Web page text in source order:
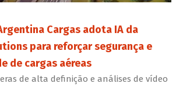
Cargas adota IA da
para reforçar segurança e
de cargas aéreas
de alta definição e análises de vídeo